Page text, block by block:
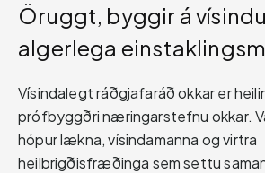
Öruggt, byggir á
algerlega
Vísindalegt ráðgjafaráð okkar er
prófbyggðri næringarstefnu okkar.
hópur lækna, vísindamanna og virtra
heilbrigðisfræðinga sem settu